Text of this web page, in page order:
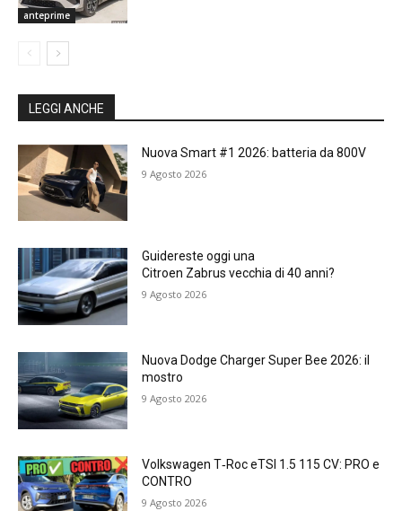
anteprime
LEGGI ANCHE
Nuova Smart #1 2026: batteria da 800V
9 Agosto 2026
Guidereste oggi una
Citroen Zabrus vecchia di 40 anni?
9 Agosto 2026
Nuova Dodge Charger Super Bee 2026: il
mostro
9 Agosto 2026
Volkswagen T‑Roc eTSI 1.5 115 CV: PRO e
CONTRO
9 Agosto 2026